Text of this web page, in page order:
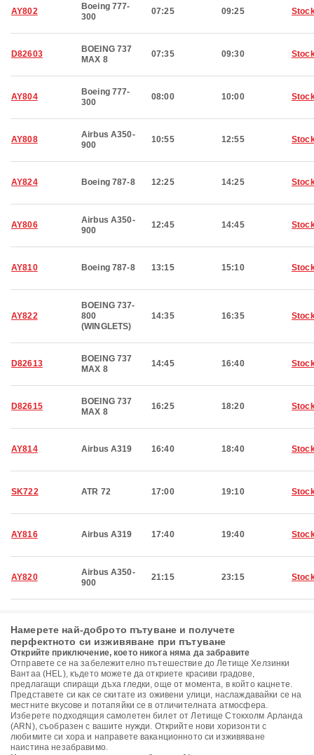
AY802
Boeing 777-
300
07:25 09:25
D82603
BOEING 737
MAX 8
07:35 09:30
AY804
Boeing 777-
300
08:00 10:00
AY808
Airbus A350-
900
10:55 12:55
AY824 Boeing 787-8 12:25 14:25
AY806
Airbus A350-
900
12:45 14:45
AY810 Boeing 787-8 13:15 15:10
AY822
BOEING 737-
800
(WINGLETS)
14:35 16:35
D82613
BOEING 737
MAX 8
14:45 16:40
D82615
BOEING 737
MAX 8
16:25 18:20
AY814 Airbus A319 16:40 18:40
SK722 ATR 72 17:00 19:10
AY816 Airbus A319 17:40 19:40
AY820
Airbus A350-
900
21:15 23:15
Намерете най-доброто пътуване и получете
перфектното си изживяване при пътуване
Открийте приключение, което никога няма да забравите
Отправете се на забележително пътешествие до Летище Хелзинки
Вантаа (HEL), където можете да откриете красиви градове,
предлагащи спиращи дъха гледки, още от момента, в който кацнете.
Представете си как се скитате из оживени улици, наслаждавайки се на
местните вкусове и потапяйки се в отличителната атмосфера.
Изберете подходящия самолетен билет от Летище Стокхолм Арланда
(ARN), съобразен с вашите нужди. Открийте нови хоризонти с
любимите си хора и направете ваканционното си изживяване
наистина незабравимо.